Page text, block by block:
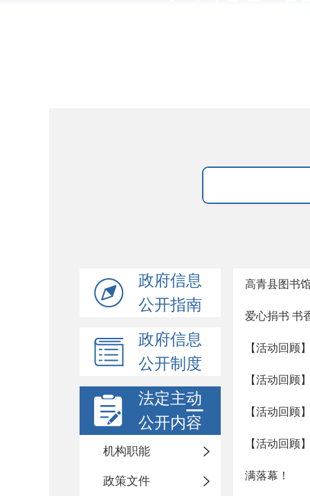
政府信息
公开指南
政府信息
公开制度
法定主动
公开内容
机构职能
政策文件
高青县图书
爱心捐书 书
【活动回顾
【活动回顾
【活动回顾
【活动回顾
满落幕！